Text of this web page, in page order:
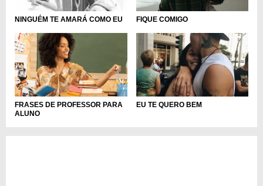
NINGUÉM TE AMARÁ COMO EU FIQUE COMIGO
FRASES DE PROFESSOR PARA
ALUNO
EU TE QUERO BEM